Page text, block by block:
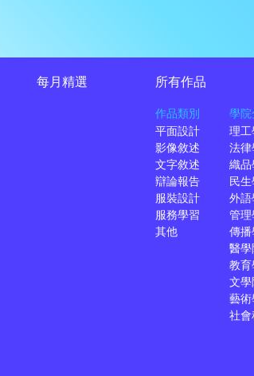
每月精選 所有作品
作品類別
平面設計
影像敘述
文字敘述
辯論報告
服裝設計
服務學習
其他
學
理
法
織
民
外
管
傳
醫學
教
文學
藝
社